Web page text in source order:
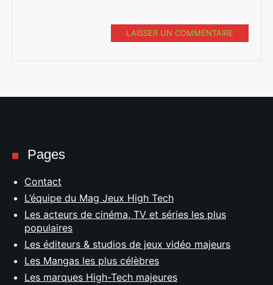
LAISSER UN COMMENTAIRE
Pages
Contact
L’équipe du Mag Jeux High Tech
Les acteurs de cinéma, TV et séries les plus
populaires
Les éditeurs & studios de jeux vidéo majeurs
Les Mangas les plus célèbres
Les marques High-Tech majeures